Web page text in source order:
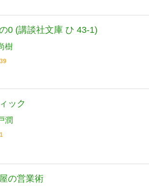
0 (講談社文庫 ひ 43-1)
樹
ック
潤
の営業術